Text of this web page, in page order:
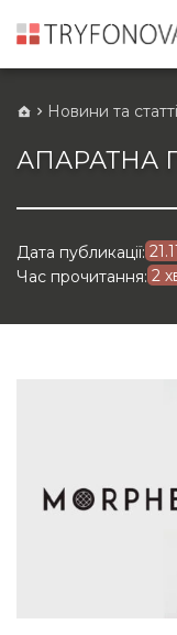
Новини та статті
АПАРАТНА
Дата публикації:
Час прочитання: 2